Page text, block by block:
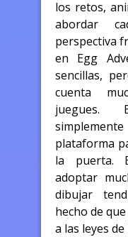
los retos,
abordar
perspectiva
en Egg
sencillas,
cuenta
juegues.
plataforma
la puerta.
adoptar
dibujar
hecho de
a las leyes de